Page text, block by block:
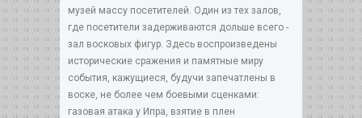
музей массу посетителей. Один из тех залов,
где посетители задерживаются дольше всего -
зал восковых фигур. Здесь воспроизведены
исторические сражения и памятные миру
события, кажущиеся, будучи запечатлены в
воске, не более чем боевыми сценками:
газовая атака у Ипра, взятие в плен